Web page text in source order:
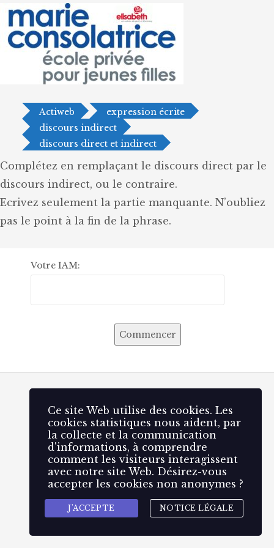
Actiweb
expression écrite
discours indirect
discours direct et indirect
Complétez en remplaçant le discours direct par le
discours indirect, ou le contraire.
Ecrivez seulement la partie manquante. N’oubliez
pas le point à la fin de la phrase.
Votre IAM:
Commencer
Ce site Web utilise des cookies. Les
cookies statistiques nous aident, par
la collecte et la communication
d'informations, à comprendre
comment les visiteurs interagissent
avec notre site Web. Désirez-vous
accepter les cookies non anonymes ?
J'ACCEPTE NOTICE LÉGALE